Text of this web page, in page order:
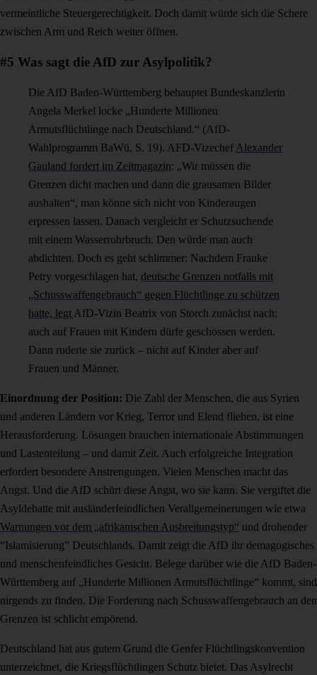
vermeintliche Steuergerechtigkeit. Doch damit würde sich die Schere
zwischen Arm und Reich weiter öffnen.
#5 Was sagt die AfD zur Asylpolitik?
Die AfD Baden-Württemberg behauptet Bundeskanzlerin
Angela Merkel locke „Hunderte Millionen
Armutsflüchtlinge nach Deutschland.“ (AfD-
Wahlprogramm BaWü, S. 19). AFD-Vizechef Alexander
Gauland fordert im Zeitmagazin: „Wir müssen die
Grenzen dicht machen und dann die grausamen Bilder
aushalten“, man könne sich nicht von Kinderaugen
erpressen lassen. Danach vergleicht er Schutzsuchende
mit einem Wasserrohrbruch. Den würde man auch
abdichten. Doch es geht schlimmer: Nachdem Frauke
Petry vorgeschlagen hat, deutsche Grenzen notfalls mit
„Schusswaffengebrauch“ gegen Flüchtlinge zu schützen
hatte, legt AfD-Vizin Beatrix von Storch zunächst nach:
auch auf Frauen mit Kindern dürfe geschossen werden.
Dann ruderte sie zurück – nicht auf Kinder aber auf
Frauen und Männer.
Einordnung der Position: Die Zahl der Menschen, die aus Syrien
und anderen Ländern vor Krieg, Terror und Elend fliehen, ist eine
Herausforderung. Lösungen brauchen internationale Abstimmungen
und Lastenteilung – und damit Zeit. Auch erfolgreiche Integration
erfordert besondere Anstrengungen. Vielen Menschen macht das
Angst. Und die AfD schürt diese Angst, wo sie kann. Sie vergiftet die
Asyldebatte mit ausländerfeindlichen Verallgemeinerungen wie etwa
Warnungen vor dem „afrikanischen Ausbreitungstyp“ und drohender
“Islamisierung” Deutschlands. Damit zeigt die AfD ihr demagogisches
und menschenfeindliches Gesicht. Belege darüber wie die AfD Baden-
Württemberg auf „Hunderte Millionen Armutsflüchtlinge“ kommt, sind
nirgends zu finden. Die Forderung nach Schusswaffengebrauch an den
Grenzen ist schlicht empörend.
Deutschland hat aus gutem Grund die Genfer Flüchtlingskonvention
unterzeichnet, die Kriegsflüchtlingen Schutz bietet. Das Asylrecht